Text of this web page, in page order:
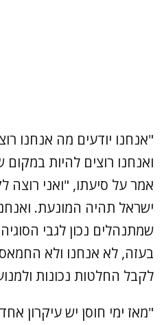
"אנחנו יודעים מה אנחנו
ואנחנו רוצים להיות
אמר על סיעתו, "ואני רוצה
ישראל תהיה המונעת.
שמתנהלים נכון לגבי
בעזה, לא אנחנו ולא
לקבל החלטות נכונות
"מאז ימי חוסן יש עיקרון